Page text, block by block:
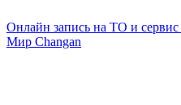
Онлайн запись на ТО и сервис
Мир Changan